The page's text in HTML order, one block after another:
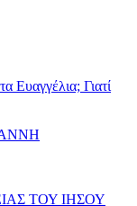
Ευαγγέλια; Γιατί
ΤΟΥ ΙΗΣΟΥ